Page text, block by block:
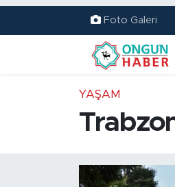
Foto Galeri
YAŞAM
Trafik Durumu
TFF 2.Lig Kırmızı
Haber Arşivi